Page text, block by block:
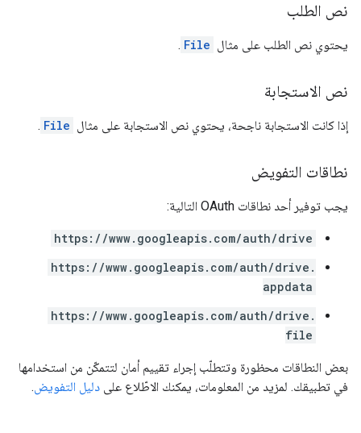
نص الطلب
يحتوي نص الطلب على مثال File
.
نص الاستجابة
إذا كانت الاستجابة ناجحة، يحتوي نص الاستجابة على مثال File
.
نطاقات التفويض
يجب توفير أحد نطاقات OAuth التالية:
https://www.googleapis.com/auth/drive
https://www.googleapis.com/auth/drive.
appdata
https://www.googleapis.com/auth/drive.
file
بعض النطاقات محظورة وتتطلّب إجراء تقييم أمان لتتمكّن من استخدامها
في تطبيقك. لمزيد من المعلومات، يمكنك الاطّلاع على دليل التفويض.